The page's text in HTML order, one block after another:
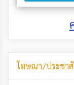
โฆษณา/ประชา